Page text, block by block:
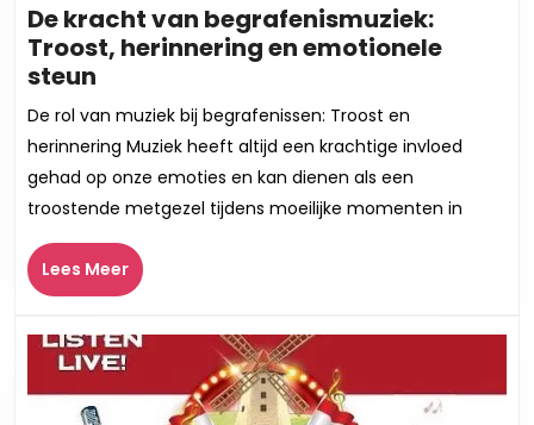
De kracht van begrafenismuziek:
Troost, herinnering en emotionele
steun
kracht
van
begrafenismuziek:
Troost,
herinnering
en
emotionele
steun
De rol van muziek bij begrafenissen: Troost en
herinnering Muziek heeft altijd een krachtige invloed
gehad op onze emoties en kan dienen als een
troostende metgezel tijdens moeilijke momenten in
Lees MeerLees
Meer